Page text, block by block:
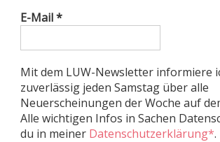
E-Mail*
Mit dem LUW-Newsletter informiere
zuverlässig jeden Samstag über alle
Neuerscheinungen der Woche auf
Alle wichtigen Infos in Sachen
du in meiner Datenschutzerklärung*.